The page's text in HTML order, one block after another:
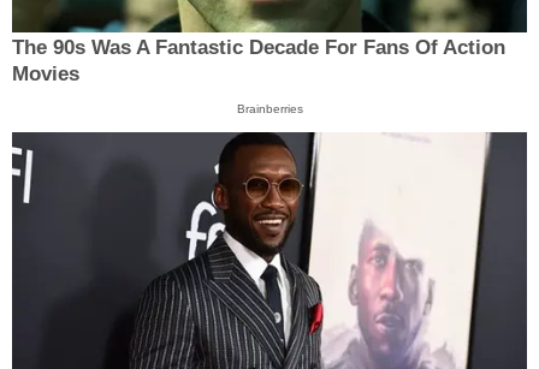
The 90s Was A Fantastic Decade For Fans Of Action
Movies
Brainberries